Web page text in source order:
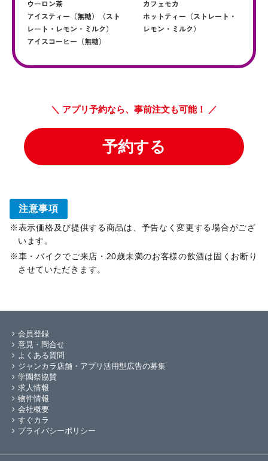
注意事項
表示価格及び提供する商品は、予告なく変更する場合がござ
います。
車・バイクでご来店・20歳未満のお客様の飲酒は固くお断り
させていただきます。
会員登録
意見・問合せ
よくある質問
ジャンカラ店舗・アプリ活用型広告の募集
学園祭協賛
求人情報
物件情報
会社概要
すぐカラ
プライバシーポリシー